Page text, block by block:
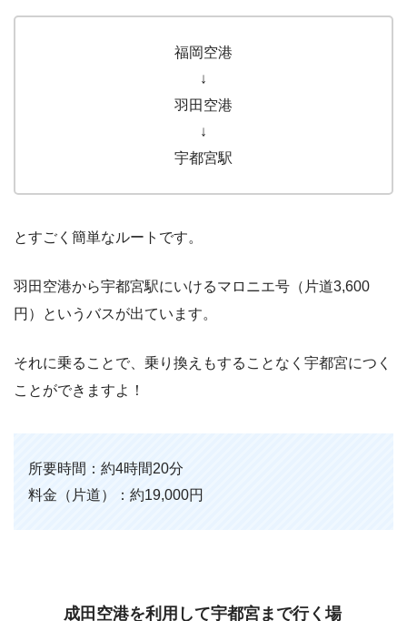
福岡空港
↓
羽田空港
↓
宇都宮駅
とすごく簡単なルートです。
羽田空港から宇都宮駅にいけるマロニエ号（片道3,600
円）というバスが出ています。
それに乗ることで、乗り換えもすることなく宇都宮につく
ことができますよ！
所要時間：約4時間20分
料金（片道）：約19,000円
成田空港を利用して宇都宮まで行く場